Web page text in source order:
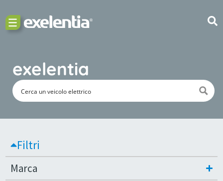
exelentia
Filtri
Marca